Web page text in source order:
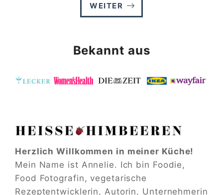
WEITER
Bekannt aus
Herzlich Willkommen in meiner Küche!
Mein Name ist Annelie. Ich bin Foodie,
Food Fotografin, vegetarische
Rezeptentwicklerin, Autorin, Unternehmerin